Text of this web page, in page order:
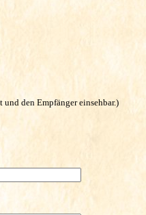
den Empfänger einsehbar.)